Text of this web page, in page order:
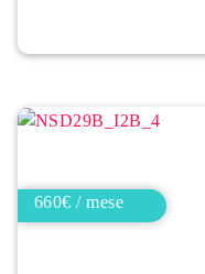
660€ / mese